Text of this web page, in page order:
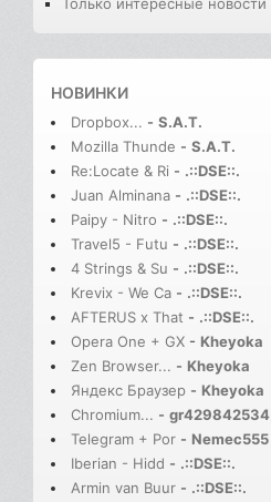
Только интересные новости
НОВИНКИ
Dropbox... - S.A.T.
Mozilla Thunde - S.A.T.
Re:Locate & Ri - .::DSE::.
Juan Alminana - .::DSE::.
Paipy - Nitro - .::DSE::.
Travel5 - Futu - .::DSE::.
4 Strings & Su - .::DSE::.
Krevix - We Ca - .::DSE::.
AFTERUS x That - .::DSE::.
Opera One + GX - Kheyoka
Zen Browser... - Kheyoka
Яндекс Браузер - Kheyoka
Chromium... - gr429842534
Telegram + Por - Nemec555
Iberian - Hidd - .::DSE::.
Armin van Buur - .::DSE::.